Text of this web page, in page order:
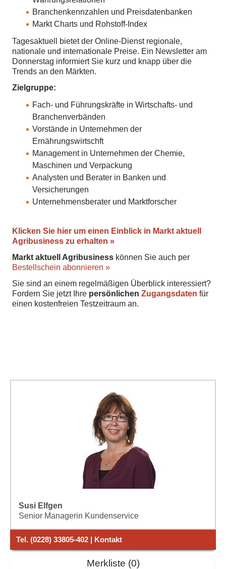
Branchenkennzahlen und Preisdatenbanken
Markt Charts und Rohstoff-Index
Tagesaktuell bietet der Online-Dienst regionale,
nationale und internationale Preise. Ein Newsletter am
Donnerstag informiert Sie kurz und knapp über die
Trends an den Märkten.
Zielgruppe:
Fach- und Führungskräfte in Wirtschafts- und
Branchenverbänden
Vorstände in Unternehmen der
Ernährungswirtschft
Management in Unternehmen der Chemie,
Maschinen und Verpackung
Analysten und Berater in Banken und
Versicherungen
Unternehmensberater und Marktforscher
Klicken Sie hier um einen Einblick in Markt aktuell
Agribusiness zu erhalten »
Markt aktuell Agribusiness können Sie auch per
Bestellschein abonnieren »
Sie sind an einem regelmäßigen Überblick interessiert?
Fordern Sie jetzt Ihre persönlichenZugangsdaten für
einen kostenfreien Testzeitraum an.
Susi Elfgen
Senior Managerin Kundenservice
Tel. (0228) 33805-402 | Kontakt
Merkliste 0